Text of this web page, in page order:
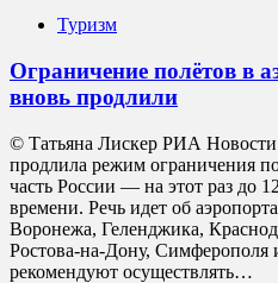
Туризм
Ограничение полётов в
вновь продлили
© Татьяна Лискер РИА Новости
продлила режим ограничения
часть России — на этот раз до
времени. Речь идет об
Воронежа, Геленджика,
Ростова-на-Дону,
рекомендуют осуществлять…